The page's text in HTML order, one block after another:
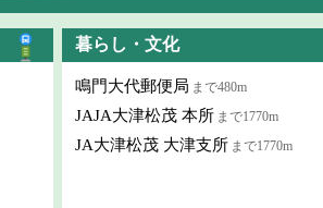
暮らし・文化
鳴門大代郵便局 まで480m
JAJA大津松茂 本所 まで1770m
JA大津松茂 大津支所 まで1770m